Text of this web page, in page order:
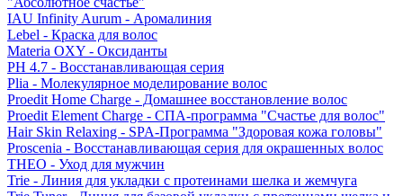
IAU Infinity Aurum - Аромалиния
Lebel - Краска для волос
Materia OXY - Оксиданты
PH 4.7 - Восстанавливающая серия
Plia - Молекулярное моделирование волос
Proedit Home Charge - Домашнее восстановление волос
Proedit Element Charge - СПА-программа "Счастье для волос"
Hair Skin Relaxing - SPA-Программа "Здоровая кожа головы"
Proscenia - Восстанавливающая серия для окрашенных волос
THEO - Уход для мужчин
Trie - Линия для укладки с протеинами шелка и жемчуга